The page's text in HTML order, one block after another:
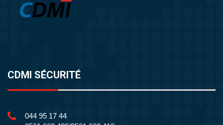
CDMI SÉCURITÉ
044 95 17 44